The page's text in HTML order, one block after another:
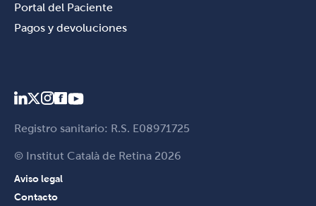
Portal del Paciente
Pagos y devoluciones
Registro sanitario: R.S. E08971725
© Institut Català de Retina 2026
Aviso legal
Contacto